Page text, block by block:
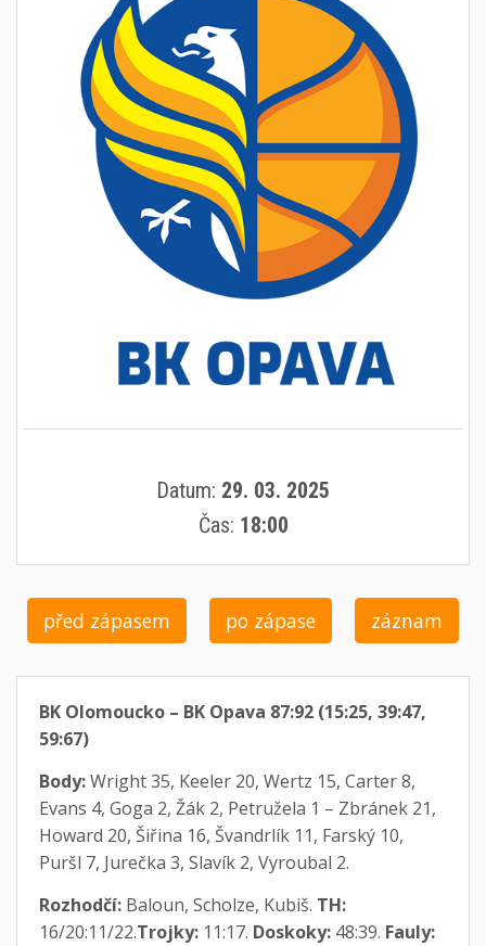
Datum: 29. 03. 2025
Čas: 18:00
před zápasem po zápase záznam
BK Olomoucko – BK Opava 87:92 (15:25, 39:47,
59:67)
Body:Wright 35, Keeler 20, Wertz 15, Carter 8,
Evans 4, Goga 2, Žák 2, Petružela 1 – Zbránek 21,
Howard 20, Šiřina 16, Švandrlík 11, Farský 10,
Puršl 7, Jurečka 3, Slavík 2, Vyroubal 2.
Rozhodčí:Baloun, Scholze, Kubiš. TH:
16/20:11/22.Trojky:11:17. Doskoky:48:39. Fauly: